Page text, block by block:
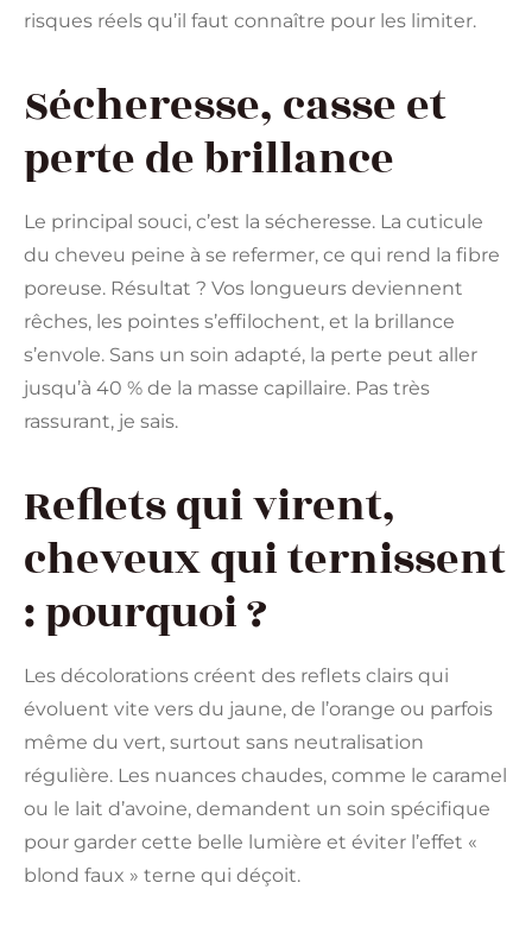
risques réels qu’il faut connaître pour les limiter.
Sécheresse, casse et
perte de brillance
Le principal souci, c’est la sécheresse. La cuticule
du cheveu peine à se refermer, ce qui rend la fibre
poreuse. Résultat ? Vos longueurs deviennent
rêches, les pointes s’effilochent, et la brillance
s’envole. Sans un soin adapté, la perte peut aller
jusqu’à 40 % de la masse capillaire. Pas très
rassurant, je sais.
Reflets qui virent,
cheveux qui ternissent
: pourquoi ?
Les décolorations créent des reflets clairs qui
évoluent vite vers du jaune, de l’orange ou parfois
même du vert, surtout sans neutralisation
régulière. Les nuances chaudes, comme le caramel
ou le lait d’avoine, demandent un soin spécifique
pour garder cette belle lumière et éviter l’effet «
blond faux » terne qui déçoit.